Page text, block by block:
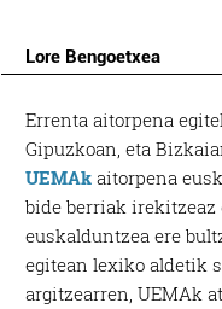
Lore Bengoetxea
Errenta aitorpena
Gipuzkoan, eta
UEMAk aitorpena
bide berriak
euskalduntzea ere
egitean lexiko aldetik
argitzearren, UEMAk